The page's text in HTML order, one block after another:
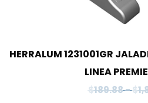
HERRALUM 1231001GR
LINEA
$189.88-$